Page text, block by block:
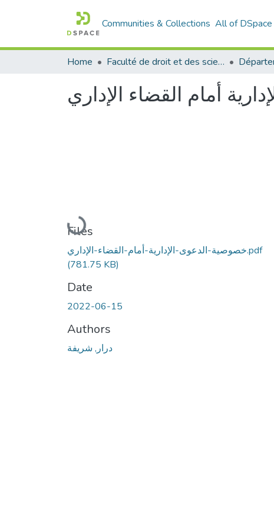
Communities & Collections All of DSpace
Home Faculté de droit et des sciences politiques
أمام القضاء الإداري
Loading...
Files
خصوصية-الدعوى-الإدارية-أمام-القضاء-الإداري.pdf
(781.75 KB)
Date
2022-06-15
Authors
درار, شريفة